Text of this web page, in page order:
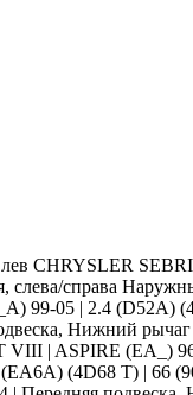
CHRYSLER
справа
99-05 | 2.4 (D52A)
Нижний
VIII | ASPIRE (EA_)
(4D68 T) | 66